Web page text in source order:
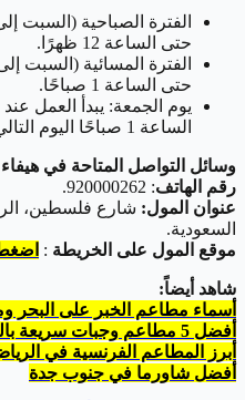
حتى الساعة 12 ظهرًا.
حتى الساعة 1 صباحًا.
الساعة 1 صباحًا اليوم التالي.
وسائل التواصل المتاحة في
رقم الهاتف: 920000262.
عنوان المول:
السعودية.
موقع المول على الخريطة :
شاهد أيضاً:
أسماء مطاعم الخبر على البحر
أفضل 5 مطاعم وجبات سريعة بالرياض
أبرز المطاعم الفرنسية في
أفضل شاورما في جنوب جدة